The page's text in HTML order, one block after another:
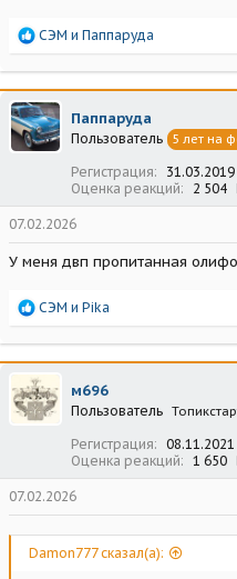
Р
а
к
ц
и
и
СЭМ и Паппаруда
Паппаруда
Пользователь 5 лет на
Регистрация 31.03.2019
Оценка реакций
2 504
07.02.2026
У меня двп пропитанная
Р
а
к
ц
и
и
СЭМ и Pika
м696
Пользователь
Регистрация 08.11.2021
Оценка реакций
1 650
07.02.2026
Damon777 сказал(а):